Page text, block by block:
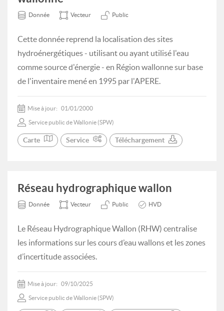
Donnée Vecteur Public
Cette donnée reprend la localisation des sites
hydroénergétiques - utilisant ou ayant utilisé l'eau
comme source d'énergie - en Région wallonne sur base
de l'inventaire mené en 1995 par l'APERE.
Mise à jour: 01/01/2000
Service public de Wallonie (SPW)
Carte Service Téléchargement
Réseau hydrographique wallon
Donnée Vecteur Public HVD
Le Réseau Hydrographique Wallon (RHW) centralise
les informations sur les cours d’eau wallons et les zones
d’incertitude associées.
Mise à jour: 09/10/2025
Service public de Wallonie (SPW)